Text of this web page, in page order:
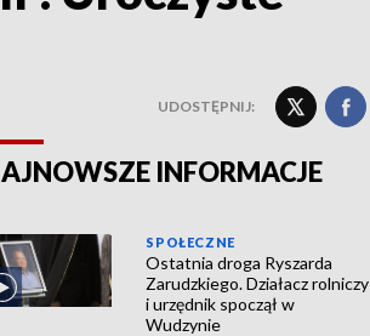
UDOSTĘPNIJ:
INFORMACJE
SPOŁECZNE
Ostatnia droga Ryszarda
Zarudzkiego. Działacz rolniczy
i urzędnik spoczął w
Wudzynie